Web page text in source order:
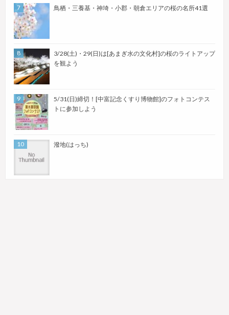
鳥栖・三養基・神埼・小郡・朝倉エリアの桜の名所41選
3/28(土)・29(日)は[あまぎ水の文化村]の桜のライトアップ
を観よう
5/31(日)締切！[中富記念くすり博物館]のフォトコンテス
トに参加しよう
潑地(はっち)